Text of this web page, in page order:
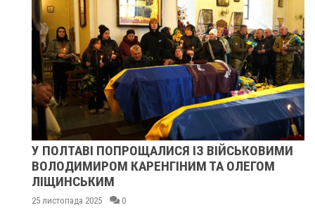
У ПОЛТАВІ ПОПРОЩАЛИСЯ ІЗ ВІЙСЬКОВИМИ
ВОЛОДИМИРОМ КАРЕНГІНИМ ТА ОЛЕГОМ
ЛІЩИНСЬКИМ
25 листопада 2025 0